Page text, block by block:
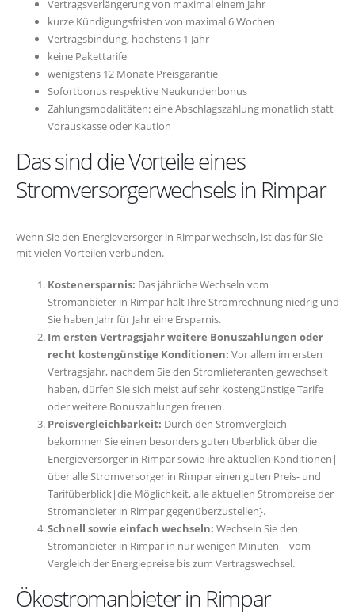
Vertragsverlängerung von maximal einem Jahr
kurze Kündigungsfristen von maximal 6 Wochen
Vertragsbindung, höchstens 1 Jahr
keine Pakettarife
wenigstens 12 Monate Preisgarantie
Sofortbonus respektive Neukundenbonus
Zahlungsmodalitäten: eine Abschlagszahlung monatlich statt
Vorauskasse oder Kaution
Das sind die Vorteile eines
Stromversorgerwechsels in Rimpar
Wenn Sie den Energieversorger in Rimpar wechseln, ist das für Sie
mit vielen Vorteilen verbunden.
Kostenersparnis: Das jährliche Wechseln vom
Stromanbieter in Rimpar hält Ihre Stromrechnung niedrig und
Sie haben Jahr für Jahr eine Ersparnis.
Im ersten Vertragsjahr weitere Bonuszahlungen oder
recht kostengünstige Konditionen: Vor allem im ersten
Vertragsjahr, nachdem Sie den Stromlieferanten gewechselt
haben, dürfen Sie sich meist auf sehr kostengünstige Tarife
oder weitere Bonuszahlungen freuen.
Preisvergleichbarkeit: Durch den Stromvergleich
bekommen Sie einen besonders guten Überblick über die
Energieversorger in Rimpar sowie ihre aktuellen Konditionen|
über alle Stromversorger in Rimpar einen guten Preis- und
Tarifüberblick|die Möglichkeit, alle aktuellen Strompreise der
Stromanbieter in Rimpar gegenüberzustellen}.
Schnell sowie einfach wechseln: Wechseln Sie den
Stromanbieter in Rimpar in nur wenigen Minuten – vom
Vergleich der Energiepreise bis zum Vertragswechsel.
Ökostromanbieter in Rimpar